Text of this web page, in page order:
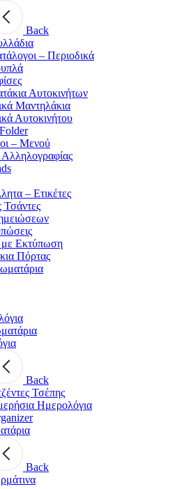
Back
– Περιοδικά
Αυτοκινήτων
Μαντηλάκια
Αυτοκινήτου
– Μενού
– Ετικέτες
Τσάντες
με Εκτύπωση
Πόρτας
Back
Τσέπης
Ημερολόγια
Back